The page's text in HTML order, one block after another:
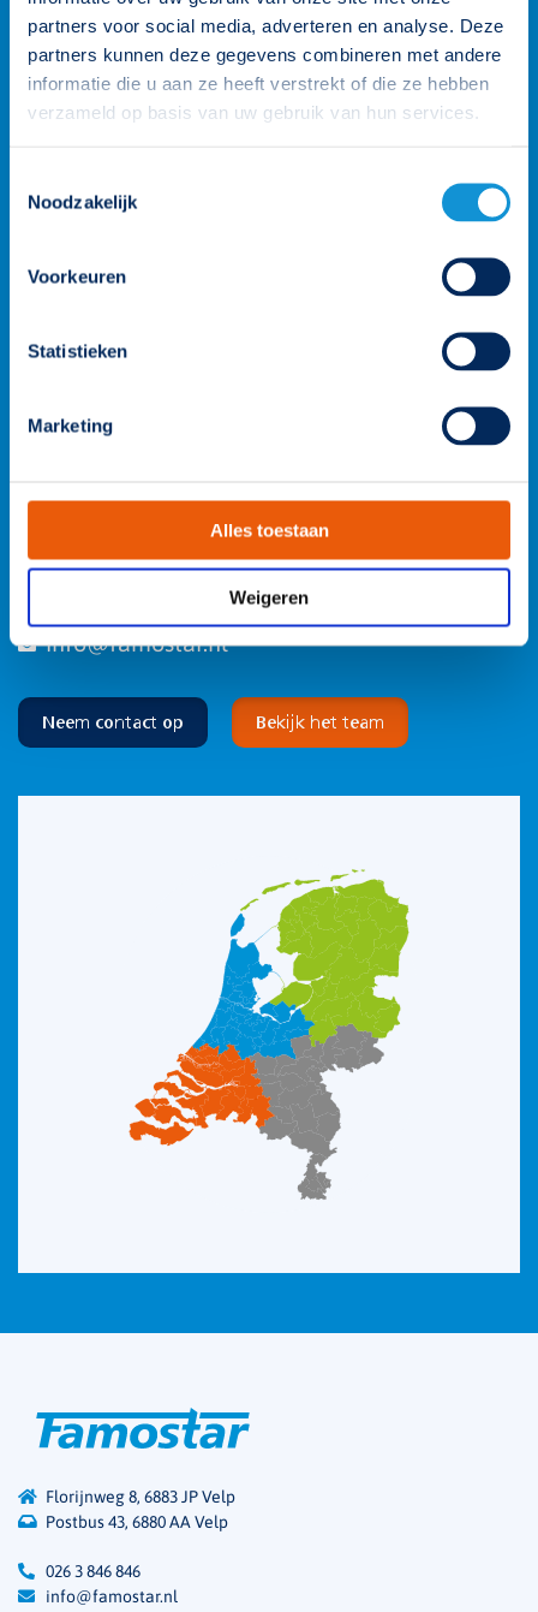
partners voor social media, adverteren en analyse. Deze
partners kunnen deze gegevens combineren met andere
informatie die u aan ze heeft verstrekt of die ze hebben
verzameld op basis van uw gebruik van hun services.
Noodzakelijk
Voorkeuren
Statistieken
Marketing
Alles toestaan
Weigeren
persoonlijk aanspreekpunt. Heb je een vraag? Neem contact
info@famostar.nl
Neem contact op Bekijk het team
Florijnweg 8, 6883 JP Velp
Postbus 43, 6880 AA Velp
026 3 846 846
info@famostar.nl